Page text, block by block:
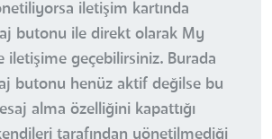
iletişim kartında
butonu ile direkt olarak My
iletişime geçebilirsiniz. Burada
butonu henüz aktif değilse bu
alma özelliğini kapattığı
tarafından yönetilmediği